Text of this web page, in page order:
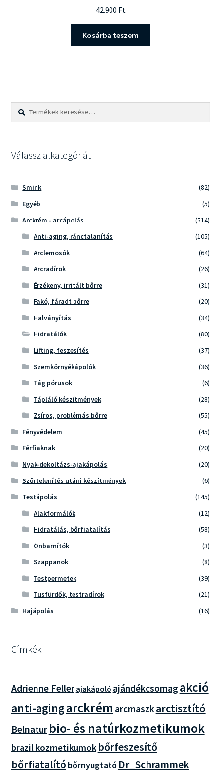
42.900 Ft
Kosárba teszem
Keresés
Keresés
Válassz alkategóriát
Smink
(82)
Egyéb
(5)
Arckrém - arcápolás
(514)
Anti-aging, ránctalanítás
(105)
Arclemosók
(64)
Arcradírok
(26)
Érzékeny, irritált bőrre
(31)
Fakó, fáradt bőrre
(20)
Halványítás
(34)
Hidratálók
(80)
Lifting, feszesítés
(37)
Szemkörnyékápolók
(36)
Tág pórusok
(6)
Tápláló készítmények
(28)
Zsíros, problémás bőrre
(55)
Fényvédelem
(45)
Férfiaknak
(20)
Nyak-dekoltázs-ajakápolás
(20)
Szőrtelenítés utáni készítmények
(6)
Testápolás
(145)
Alakformálók
(12)
Hidratálás, bőrfiatalítás
(58)
Önbarnítók
(3)
Szappanok
(8)
Testpermetek
(39)
Tusfürdők, testradírok
(21)
Hajápolás
(16)
Címkék
Adrienne Feller ajakápoló ajándékcsomag akció
anti-agingarckrém arcmaszk arctisztító
Belnatur bio- és natúrkozmetikumok
brazil kozmetikumok bőrfeszesítő
bőrfiatalító bőrnyugtató Dr_Schrammek